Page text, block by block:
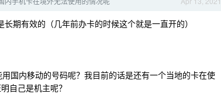
期有效的（几年前办卡的时候这个就是一直开的）
国内移动的号码呢？我目前的话是还有一个当地的卡在使
自己是机主呢？